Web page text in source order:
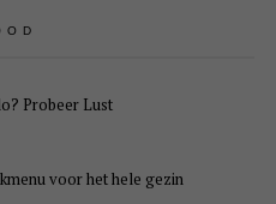
Probeer Lust
voor het hele gezin